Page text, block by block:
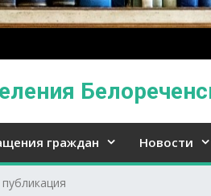
граждан Новости